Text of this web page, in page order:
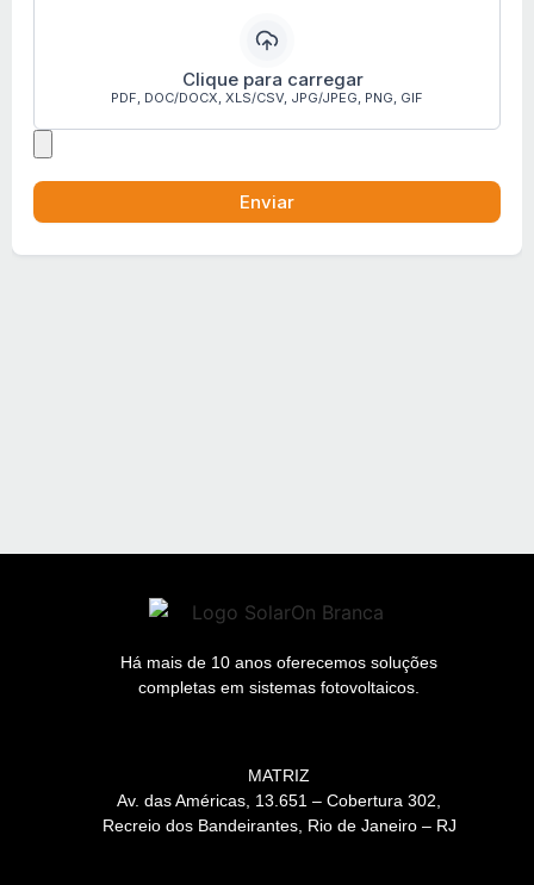
Há mais de 10 anos oferecemos soluções
completas em sistemas fotovoltaicos.
MATRIZ
Av. das Américas, 13.651 – Cobertura 302,
Recreio dos Bandeirantes, Rio de Janeiro – RJ